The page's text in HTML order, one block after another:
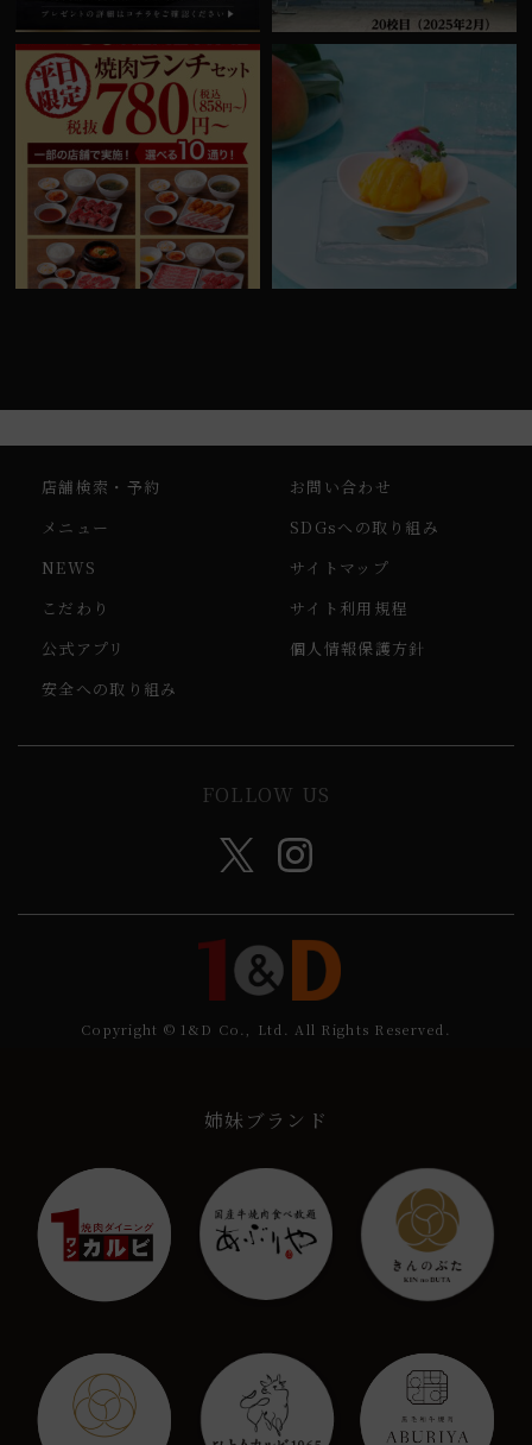
店舗検索・予約
メニュー
NEWS
こだわり
公式アプリ
安全への取り組み
お問い合わせ
SDGsへの取り組み
サイトマップ
サイト利用規程
個人情報保護方針
FOLLOW US
Copyright © 1&D Co., Ltd. All Rights Reserved.
姉妹ブランド